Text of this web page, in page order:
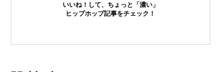
いいね！して、ちょっと「濃い」
ヒップホップ記事をチェック！